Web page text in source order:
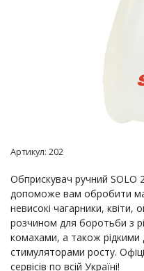
Артикул: 202
Обприскувач ручний SOLO
допоможе вам обробити
невисокі чагарники, квіти,
розчином для боротьби з
комахами, а також
стимуляторами росту.
сервісів по всій Україні!